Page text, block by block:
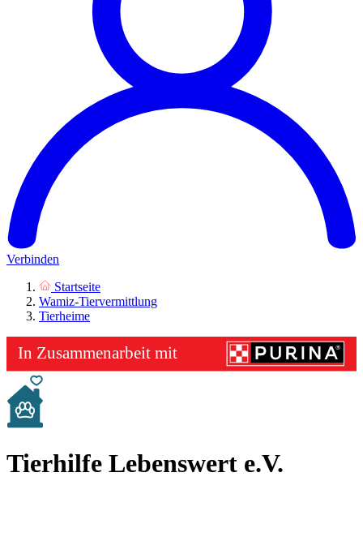
Verbinden
Startseite
Wamiz-Tiervermittlung
Tierheime
Tierhilfe Lebenswert e.V.